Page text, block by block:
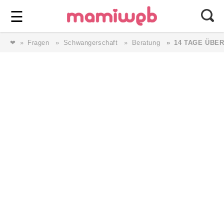
☰ ⎯ Wir lieben Familie ⎯
❤ Fragen Schwangerschaft Beratung 14 TAGE